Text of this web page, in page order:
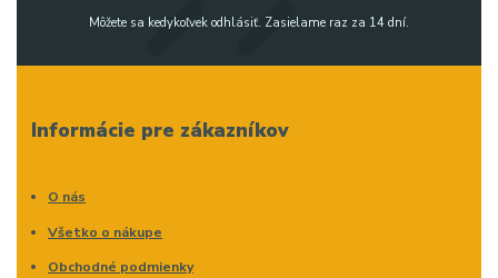
Môžete sa kedykoľvek odhlásiť. Zasielame raz za 14 dní.
Informácie pre zákazníkov
O nás
Všetko o nákupe
Obchodné podmienky